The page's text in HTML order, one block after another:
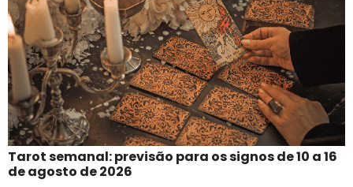
Tarot semanal: previsão para os signos de 10 a 16
de agosto de 2026